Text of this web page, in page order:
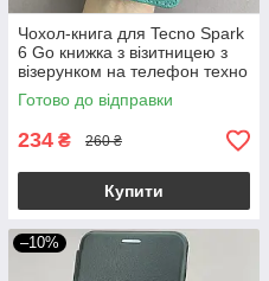
Чохол-книга для Tecno Spark
6 Go книжка з візитницею з
візерунком на телефон техно
спарк 6 го бірюзова art
Готово до відправки
234 ₴ 260 ₴
Купити
–10%